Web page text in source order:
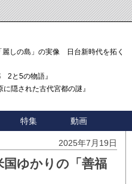
しの島」の実像 日台新時代を拓く「3
2と5の物語』
隠された古代宮都の謎』
特集 動画
2025年7月19日
国ゆかりの「善福